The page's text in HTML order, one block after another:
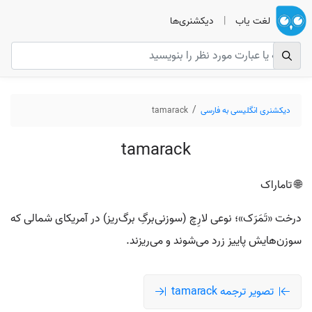
لغت یاب | دیکشنری‌ها
دیکشنری انگلیسی به فارسی tamarack
tamarack
🌐 تاماراک
درخت «تَمَرَک»؛ نوعی لارِچ (سوزنی‌برگِ برگ‌ریز) در آمریکای شمالی که
سوزن‌هایش پاییز زرد می‌شوند و می‌ریزند.
تصویر ترجمه tamarack